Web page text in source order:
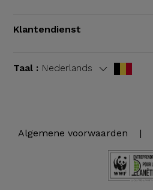
Klantendienst
Taal : Nederlands
Algemene voorwaarden |